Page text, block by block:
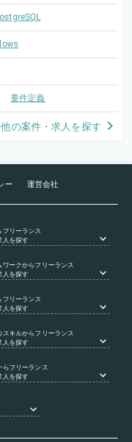
要件定義
の案件・求人を探す
ー 運営会社
フリーランス
人を探す
ワークからフリーランス
人を探す
フリーランス
人を探す
スキルからフリーランス
人を探す
らフリーランス
人を探す